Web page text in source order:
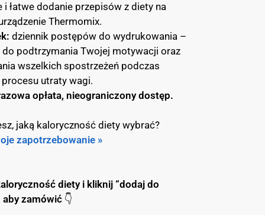
i łatwe dodanie przepisów z diety na
Thermomix.
dziennik postępów do wydrukowania –
do podtrzymania Twojej motywacji oraz
wszelkich spostrzeżeń podczas
procesu utraty wagi.
opłata, nieograniczony dostęp.
jaką kaloryczność diety wybrać?
zapotrzebowanie »
diety i k liknij “dodaj do
aby zamówić 👇